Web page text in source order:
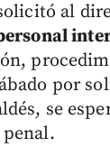
al
por
se